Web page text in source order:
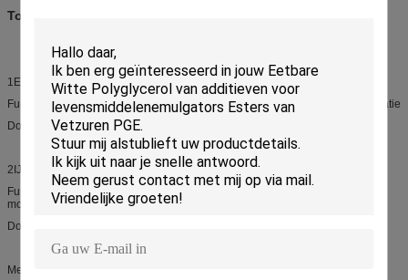
Toepassingen:
1Eiwitdrank
Functie: stabiliseren van vet en eiwit, voorkomen van eliminatie en sedimentatie
Dosering:00,05%-0,1% van de totale producten
2IJs.
Functie:vermijdt het vormen van grote ijskristallen, verbetert het gevoel in de
mond en zorgt voor een romige textuur, verbetert de stabilisatie
Dosering:00,1% tot 0,2% van de totale produktie
Meelproducten